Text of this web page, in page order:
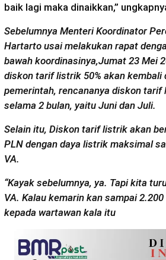
baik lagi maka dinaikkan,”
Sebelumnya Menteri Koordinator
Hartarto usai melakukan rapat
bawah koordinasinya,Jumat 23 Mei
diskon tarif listrik 50% akan kembali
pemerintah, rencananya diskon
selama 2 bulan, yaitu Juni dan Juli.
Selain itu, Diskon tarif listrik akan
PLN dengan daya listrik maksimal
VA.
“Kayak sebelumnya, ya. Tapi kita
VA. Kalau kemarin kan sampai 2.200
kepada wartawan kala itu